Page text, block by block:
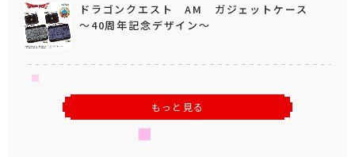
ドラゴンクエスト AM ガジェットケース
～40周年記念デザイン～
もっと見る